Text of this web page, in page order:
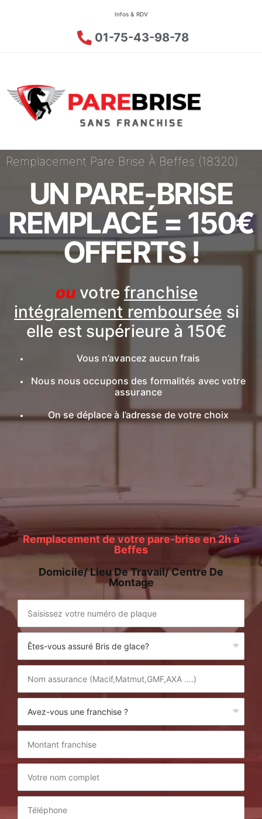
Infos & RDV
01-75-43-98-78
Remplacement Pare Brise À Beffes (18320)
UN PARE-BRISE
REMPLACÉ = 150€
OFFERTS !
ou votre franchise
intégralement remboursée si
elle est supérieure à 150€
Vous n’avancez aucun frais
Nous nous occupons des formalités avec votre
assurance
On se déplace à l’adresse de votre choix
Remplacement de votre pare-brise en 2h à
Beffes
Domicile/ Lieu De Travail/ Centre De
Montage